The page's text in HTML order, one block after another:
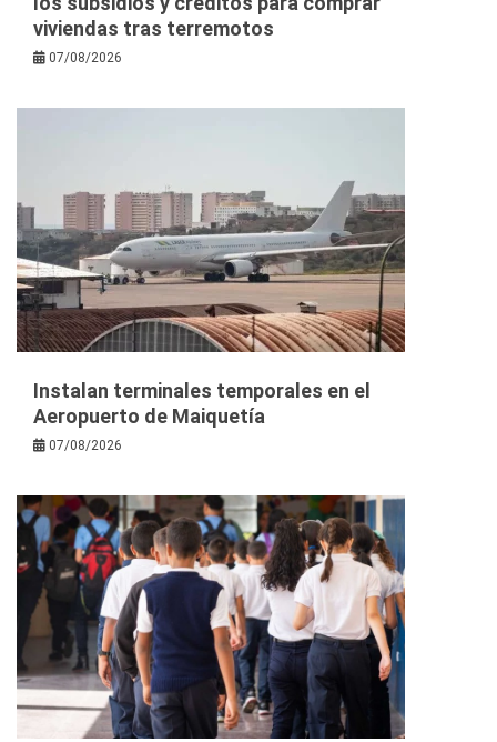
viviendas tras terremotos
07/08/2026
Instalan terminales temporales en el
Aeropuerto de Maiquetía
07/08/2026